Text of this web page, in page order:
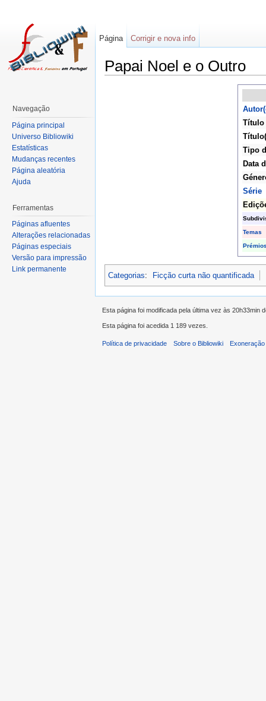
Papai Noel e o Outro
Tipo
Data
Série
Temas
Categorias: Ficção curta não quantificada
Página Corrigir e nova info
Navegação
Página principal
Universo Bibliowiki
Estatísticas
Mudanças recentes
Página aleatória
Ajuda
Ferramentas
Páginas afluentes
Alterações relacionadas
Páginas especiais
Versão para impressão
Link permanente
Esta página foi modificada pela última vez às 20h33min
Esta página foi acedida 1 189 vezes.
Política de privacidade Sobre o Bibliowiki